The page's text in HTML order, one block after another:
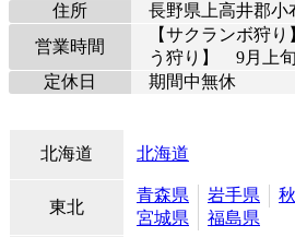
住所
長野県上高井郡小
営業時間
【サクランボ狩
う狩り】 9月上
定休日
期間中無休
北海道 北海道
東北
青森県 岩手県
宮城県
福島県